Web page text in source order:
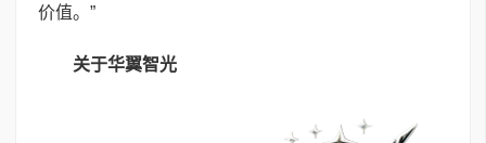
价值。”
关于华翼智光